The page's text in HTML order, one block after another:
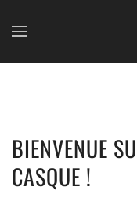
Skip to main
BIENVENUE
CASQUE !